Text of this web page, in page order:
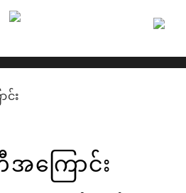
င်း
ကြောင်း